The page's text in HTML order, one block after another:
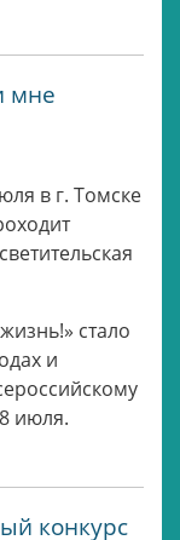
мне
в г. Томске
стало
и
июля.
конкурс